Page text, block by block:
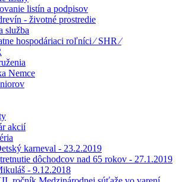
listín a podpisov
- životné prostredie
služba
hospodáriaci roľníci ⁄ SHR ⁄
Nemce
akcií
karneval - 23.2.2019
dôchodcov nad 65 rokov - 27.1.2019
- 9.12.2018